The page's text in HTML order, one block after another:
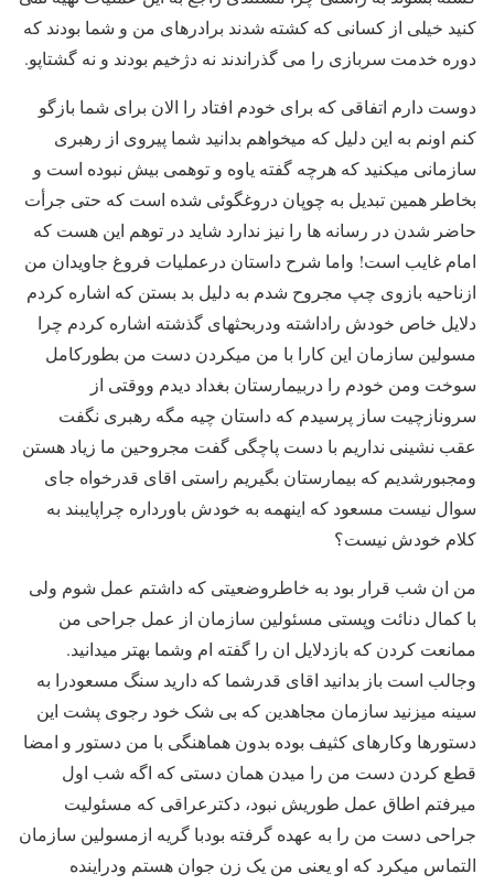
کنید خیلی از کسانی که کشته شدند برادرهای من و شما بودند که
دوره خدمت سربازی را می گذراندند نه دژخیم بودند و نه گشتاپو.
دوست دارم اتفاقی که برای خودم افتاد را الان برای شما بازگو
کنم اونم به این دلیل که میخواهم بدانید شما پیروی از رهبری
سازمانی میکنید که هرچه گفته یاوه و توهمی بیش نبوده است و
بخاطر همین تبدیل به چوپان دروغگوئی شده است که حتی جرأت
حاضر شدن در رسانه ها را نیز ندارد شاید در توهم این هست که
امام غایب است! واما شرح داستان درعملیات فروغ جاویدان من
ازناحیه بازوی چپ مجروح شدم به دلیل بد بستن که اشاره کردم
دلایل خاص خودش راداشته ودربحثهای گذشته اشاره کردم چرا
مسولین سازمان این کارا با من میکردن دست من بطورکامل
سوخت ومن خودم را دربیمارستان بغداد دیدم ووقتی از
سرونازچیت ساز پرسیدم که داستان چیه مگه رهبری نگفت
عقب نشینی نداریم با دست پاچگی گفت مجروحین ما زیاد هستن
ومجبورشدیم که بیمارستان بگیریم راستی اقای قدرخواه جای
سوال نیست مسعود که اینهمه به خودش باورداره چراپایبند به
کلام خودش نیست؟
من ان شب قرار بود به خاطروضعیتی که داشتم عمل شوم ولی
با کمال دنائت وپستی مسئولین سازمان از عمل جراحی من
ممانعت کردن که بازدلایل ان را گفته ام وشما بهتر میدانید.
وجالب است باز بدانید اقای قدرشما که دارید سنگ مسعودرا به
سینه میزنید سازمان مجاهدین که بی شک خود رجوی پشت این
دستورها وکارهای کثیف بوده بدون هماهنگی با من دستور و امضا
قطع کردن دست من را میدن همان دستی که اگه شب اول
میرفتم اطاق عمل طوریش نبود، دکترعراقی که مسئولیت
جراحی دست من را به عهده گرفته بودبا گریه ازمسولین سازمان
التماس میکرد که او یعنی من یک زن جوان هستم ودراینده